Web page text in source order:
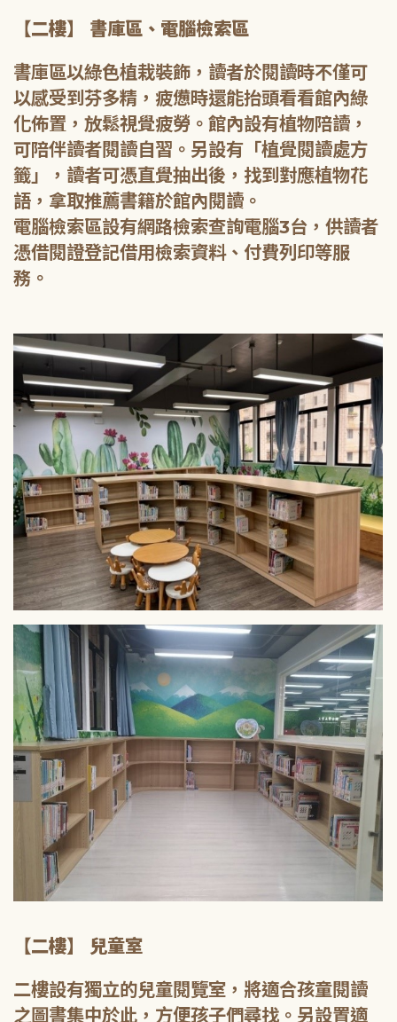
【二樓】 書庫區、電腦檢索區
書庫區以綠色植栽裝飾，讀者於閱讀時不僅可
以感受到芬多精，疲憊時還能抬頭看看館內綠
化佈置，放鬆視覺疲勞。館內設有植物陪讀，
可陪伴讀者閱讀自習。另設有「植覺閱讀處方
籤」，讀者可憑直覺抽出後，找到對應植物花
語，拿取推薦書籍於館內閱讀。
電腦檢索區設有網路檢索查詢電腦3台，供讀者
憑借閱證登記借用檢索資料、付費列印等服
務。
【二樓】 兒童室
二樓設有獨立的兒童閱覽室，將適合孩童閱讀
之圖書集中於此，方便孩子們尋找。另設置適